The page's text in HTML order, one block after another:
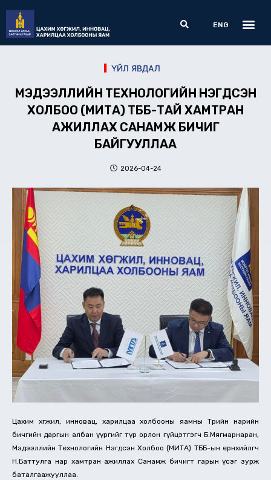
content
Search
ENG
ҮЙЛ ЯВДАЛ
МЭДЭЭЛЛИЙН ТЕХНОЛОГИЙН НЭГДСЭН
ХОЛБОО (МИТА) ТББ-ТАЙ ХАМТРАН
АЖИЛЛАХ САНАМЖ БИЧИГ
БАЙГУУЛЛАА
2026-04-24
Цахим хөгжил, инновац, харилцаа холбооны яамны Төрийн нарийн
бичгийн даргын албан үүргийг түр орлон гүйцэтгэгч Б.Мягмарнаран,
Мэдээллийн Технологийн Нэгдсэн Холбоо (МИТА) ТББ-ын ерөнхийлөгч
Н.Баттулга нар хамтран ажиллах Санамж бичигт гарын үсэг зурж
баталгаажууллаа.